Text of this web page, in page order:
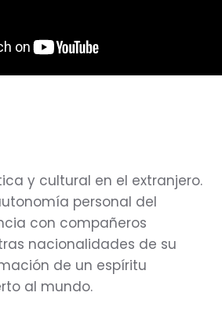
y cultural en el extranjero.
personal del
con compañeros
nacionalidades de su
de un espíritu
al mundo.